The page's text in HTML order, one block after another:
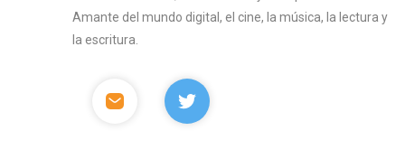
Amante del mundo digital, el cine, la música, la lectura y
la escritura.